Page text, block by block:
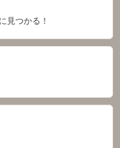
見つかる！